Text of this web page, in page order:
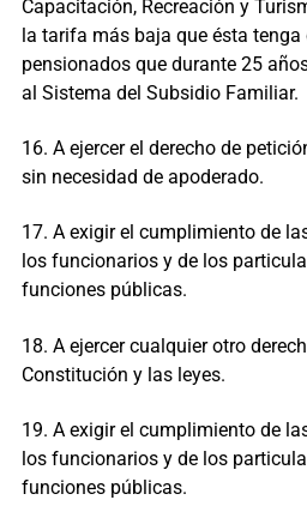
Capacitación, Recreación y
la tarifa más baja que ésta
pensionados que durante 25
al Sistema del Subsidio Familiar.
16. A ejercer el derecho de
sin necesidad de apoderado.
17. A exigir el cumplimiento de
los funcionarios y de los
funciones públicas.
18. A ejercer cualquier otro
Constitución y las leyes.
19. A exigir el cumplimiento de
los funcionarios y de los
funciones públicas.